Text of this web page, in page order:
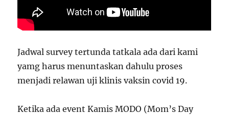
Jadwal survey tertunda tatkala ada dari kami
yamg harus menuntaskan dahulu proses
menjadi relawan uji klinis vaksin covid 19.
Ketika ada event Kamis MODO (Mom’s Day